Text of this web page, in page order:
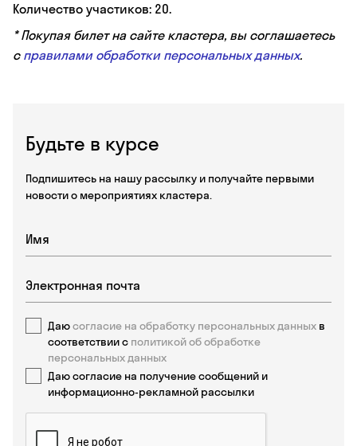
Будьте в курсе
Подпишитесь на нашу рассылку и получайте первыми
новости о мероприятиях кластера.
Даюсогласие на обработку персональных данных в
соответствии с политикой об обработке
персональных данных
Даю согласие на получение сообщений и
информационно-рекламной рассылки
Количество участиков: 20.
* Покупая билет на сайте кластера, вы соглашаетесь
с правилами обработки персональных данных.